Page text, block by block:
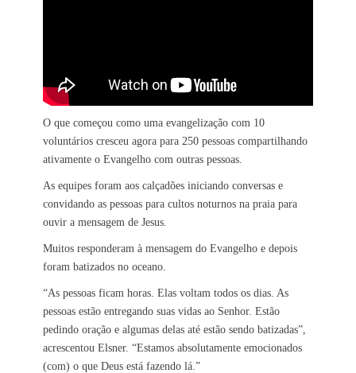
O que começou como uma evangelização com 10
voluntários cresceu agora para 250 pessoas compartilhando
ativamente o Evangelho com outras pessoas.
As equipes foram aos calçadões iniciando conversas e
convidando as pessoas para cultos noturnos na praia para
ouvir a mensagem de Jesus.
Muitos responderam à mensagem do Evangelho e depois
foram batizados no oceano.
“As pessoas ficam horas. Elas voltam todos os dias. As
pessoas estão entregando suas vidas ao Senhor. Estão
pedindo oração e algumas delas até estão sendo batizadas”,
acrescentou Elsner. “Estamos absolutamente emocionados
(com) o que Deus está fazendo lá.”